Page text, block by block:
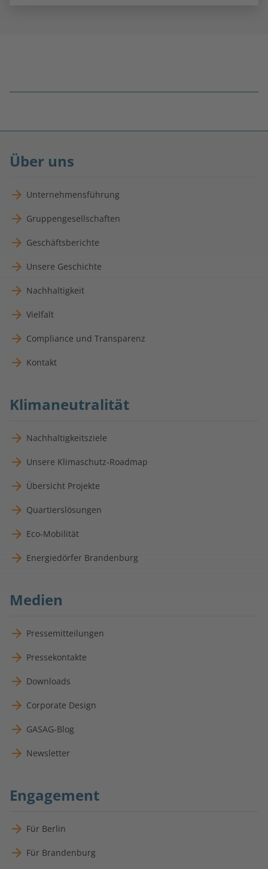
Über uns
Unternehmensführung
Gruppengesellschaften
Geschäftsberichte
Unsere Geschichte
Nachhaltigkeit
Vielfalt
Compliance und Transparenz
Kontakt
Klimaneutralität
Nachhaltigkeitsziele
Unsere Klimaschutz-Roadmap
Übersicht Projekte
Quartierslösungen
Eco-Mobilität
Energiedörfer Brandenburg
Medien
Pressemitteilungen
Pressekontakte
Downloads
Corporate Design
GASAG-Blog
Newsletter
Engagement
Für Berlin
Für Brandenburg